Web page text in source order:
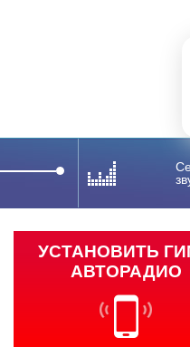
УСТАНОВИТЬ
АВТОРАДИО